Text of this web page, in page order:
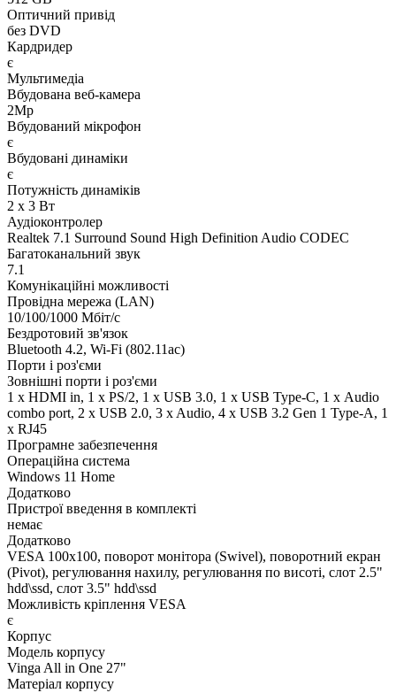
Оптичний привід
без DVD
Кардридер
є
Мультимедіа
Вбудована веб-камера
2Mp
Вбудований мікрофон
є
Вбудовані динаміки
є
Потужність динаміків
2 x 3 Вт
Аудіоконтролер
Realtek 7.1 Surround Sound High Definition Audio CODEC
Багатоканальний звук
7.1
Комунікаційні можливості
Провідна мережа (LAN)
10/100/1000 Мбіт/с
Бездротовий зв'язок
Bluetooth 4.2, Wi-Fi (802.11ac)
Порти і роз'єми
Зовнішні порти і роз'єми
1 x HDMI in, 1 x PS/2, 1 x USB 3.0, 1 x USB Type-C, 1 х Audio
combo port, 2 x USB 2.0, 3 x Audio, 4 x USB 3.2 Gen 1 Type-A, 1
x RJ45
Програмне забезпечення
Операційна система
Windows 11 Home
Додатково
Пристрої введення в комплекті
немає
Додатково
VESA 100x100, поворот монітора (Swivel), поворотний екран
(Pivot), регулювання нахилу, регулювання по висоті, слот 2.5"
hdd\ssd, слот 3.5" hdd\ssd
Можливість кріплення VESA
є
Корпус
Модель корпусу
Vinga All in One 27"
Матеріал корпусу